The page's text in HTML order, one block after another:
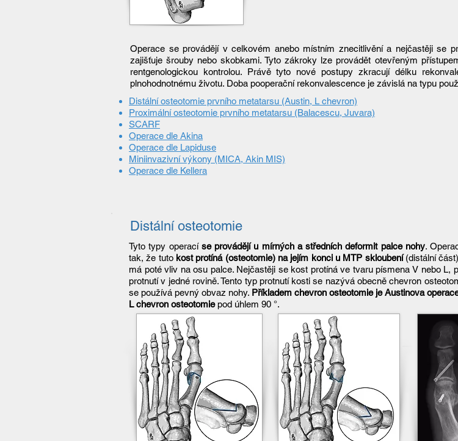
Operace se provádějí v celkovém anebo místním znecitlivění a nejčastěji se
zajišťuje šrouby nebo skobkami. Tyto zákroky lze provádět otevřeným
rentgenologickou kontrolou. Právě tyto nové postupy zkracují délku
plnohodnotnému životu. Doba pooperační rekonvalescence je závislá na typu
Distální osteotomie prvního metatarsu (Austin, L chevron)
Proximální osteotomie prvního metatarsu (Balacescu, Juvara)
SCARF
Operace dle Akina
Operace dle Lapiduse
Miniinvazivní výkony (MICA, Akin MIS)
Operace dle Kellera
Distální osteotomie
Tyto typy operací se provádějí u mírných a středních deformit palce nohy.
tak, že tuto kost protíná (osteotomie) na jejím konci u MTP skloubení(distální
má poté vliv na osu palce. Nejčastěji se kost protíná ve tvaru písmena V nebo L,
protnutí v jedné rovině. Tento typ protnutí kosti se nazývá obecně chevron
se používá pevný obvaz nohy. Příkladem chevron osteotomie je Austinova
L chevron osteotomiepod úhlem 90 °.​